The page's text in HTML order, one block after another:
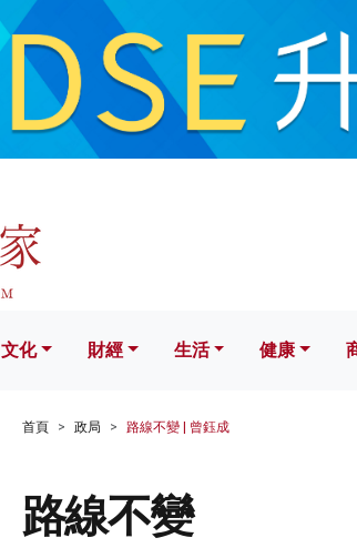
財經 生活 健康
文化 財經 生活 健康
首頁 政局 路線不變 | 曾鈺成
路線不變